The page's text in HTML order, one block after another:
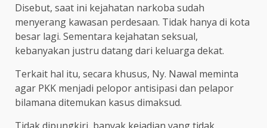
Disebut, saat ini kejahatan narkoba sudah
menyerang kawasan perdesaan. Tidak hanya di kota
besar lagi. Sementara kejahatan seksual,
kebanyakan justru datang dari keluarga dekat.
Terkait hal itu, secara khusus, Ny. Nawal meminta
agar PKK menjadi pelopor antisipasi dan pelapor
bilamana ditemukan kasus dimaksud.